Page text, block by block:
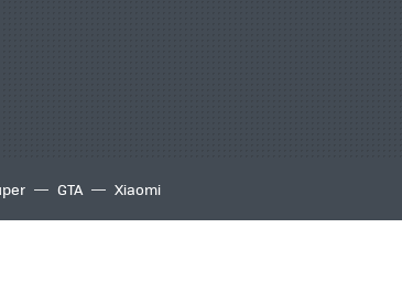
GTA Xiaomi